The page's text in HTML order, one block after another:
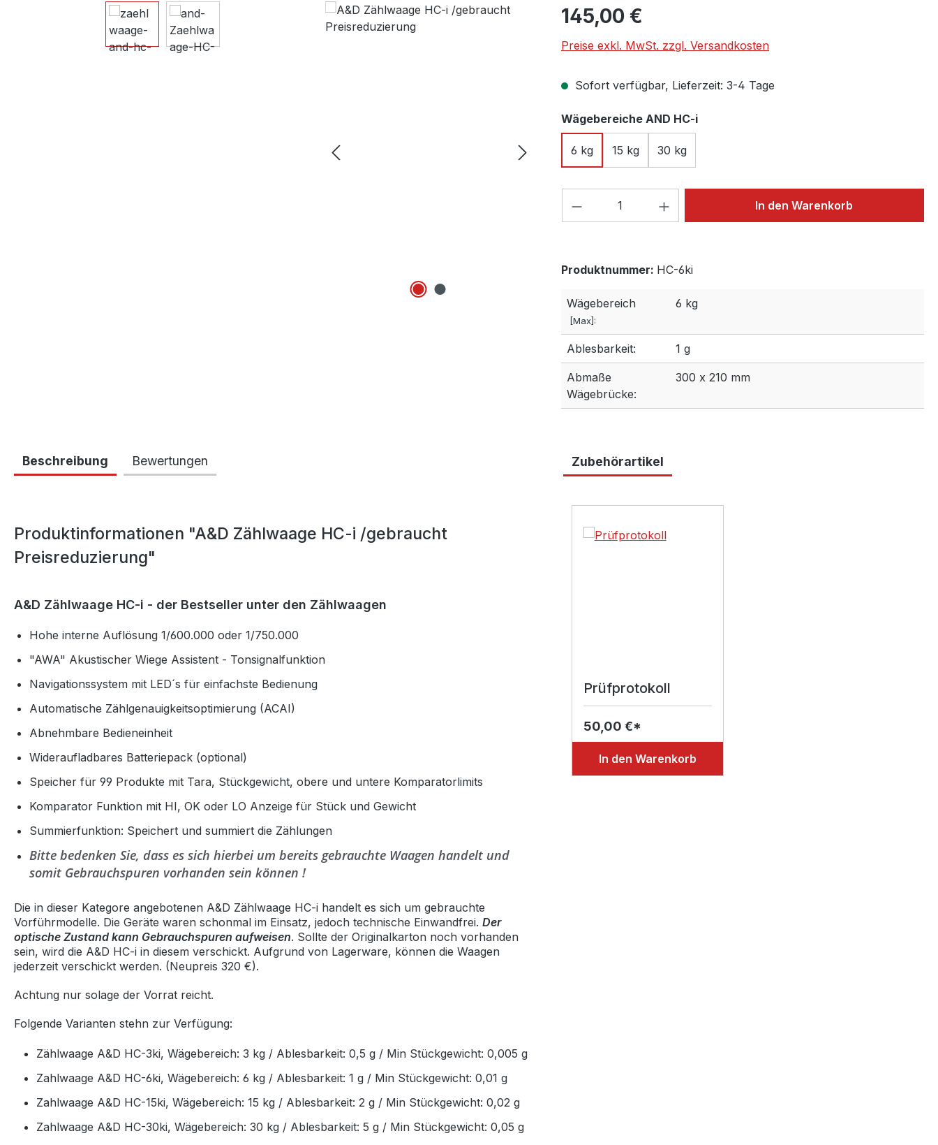
Bildergalerie überspringen Regulärer Preis:
145,00 €
Preise exkl. MwSt. zzgl. Versandkosten
Sofort verfügbar, Lieferzeit: 3-4 Tage
Wägebereiche AND HC-iauswählen
6 kg 15 kg 30 kg
Produkt Anzahl: Gib den gewünschten Wert
In den Warenkorb
Produktnummer: HC-6ki
Wägebereich
[Max]:
6 kg
Ablesbarkeit: 1 g
Abmaße
Wägebrücke:
300 x 210 mm
Beschreibung Bewertungen
Produktinformationen "A&D Zählwaage HC-i /gebraucht
Preisreduzierung"
A&D Zählwaage HC-i - der Bestseller unter den Zählwaagen
Hohe interne Auflösung 1/600.000 oder 1/750.000
"AWA" Akustischer Wiege Assistent - Tonsignalfunktion
Navigationssystem mit LED´s für einfachste Bedienung
Automatische Zählgenauigkeitsoptimierung (ACAI)
Abnehmbare Bedieneinheit
Wideraufladbares Batteriepack (optional)
Speicher für 99 Produkte mit Tara, Stückgewicht, obere und untere Komparatorlimits
Komparator Funktion mit HI, OK oder LO Anzeige für Stück und Gewicht
Summierfunktion: Speichert und summiert die Zählungen
Bitte bedenken Sie, dass es sich hierbei um bereits gebrauchte Waagen handelt und
somit Gebrauchspuren vorhanden sein können !
Die in dieser Kategore angebotenen A&D Zählwaage HC-i handelt es sich um gebrauchte
Vorführmodelle. Die Geräte waren schonmal im Einsatz, jedoch technische Einwandfrei. Der
optische Zustand kann Gebrauchspuren aufweisen. Sollte der Originalkarton noch vorhanden
sein, wird die A&D HC-i in diesem verschickt. Aufgrund von Lagerware, können die Waagen
jederzeit verschickt werden. (Neupreis 320 €).
Achtung nur solage der Vorrat reicht.
Folgende Varianten stehn zur Verfügung:
Zählwaage A&D HC-3ki, Wägebereich: 3 kg / Ablesbarkeit: 0,5 g / Min Stückgewicht: 0,005 g
Zahlwaage A&D HC-6ki, Wägebereich: 6 kg / Ablesbarkeit: 1 g / Min Stückgewicht: 0,01 g
Zahlwaage A&D HC-15ki, Wägebereich: 15 kg / Ablesbarkeit: 2 g / Min Stückgewicht: 0,02 g
Zahlwaage A&D HC-30ki, Wägebereich: 30 kg / Ablesbarkeit: 5 g / Min Stückgewicht: 0,05 g
Zubehörartikel
Prüfprotokoll
50,00 €*
In den Warenkorb